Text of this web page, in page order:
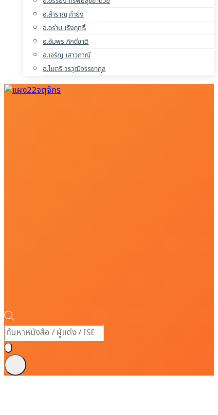
อ.สำราญ คำยิ่ง
อ.อร่าม เริงฤทธิ์
อ.อัมพร ภักดีชาติ
อ.เจริญ เสาวภาณี
อ.ไมตรี วรวุฒิจรรยากุล
Products
search